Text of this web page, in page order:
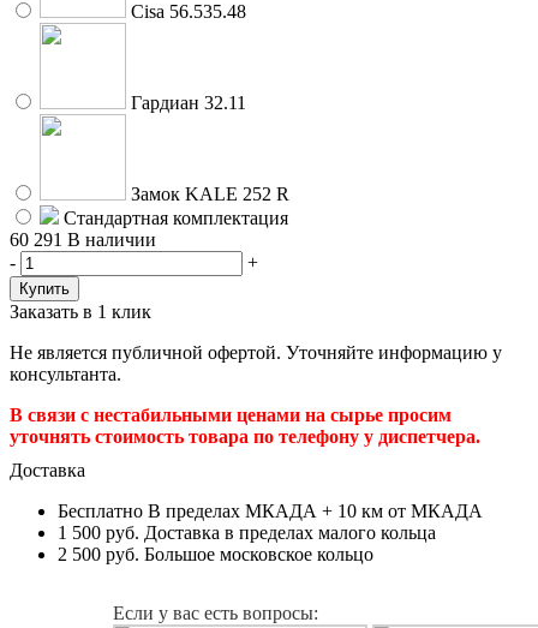
Cisa 56.535.48
Гардиан 32.11
Замок KALE 252 R
Стандартная комплектация
60 291 В наличии
-
+
Заказать в 1 клик
Не является публичной офертой. Уточняйте информацию у
консультанта.
В связи с нестабильными ценами на сырье просим
уточнять стоимость товара по телефону у диспетчера.
Доставка
Бесплатно В пределах МКАДА + 10 км от МКАДА
1 500 руб. Доставка в пределах малого кольца
2 500 руб. Большое московское кольцо
Если у вас есть вопросы: